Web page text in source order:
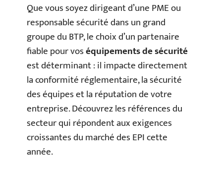
Que vous soyez dirigeant d’une PME ou
responsable sécurité dans un grand
groupe du BTP, le choix d’un partenaire
fiable pour voséquipements de sécurité
est déterminant : il impacte directement
la conformité réglementaire, la sécurité
des équipes et la réputation de votre
entreprise. Découvrez les références du
secteur qui répondent aux exigences
croissantes du marché des EPI cette
année.